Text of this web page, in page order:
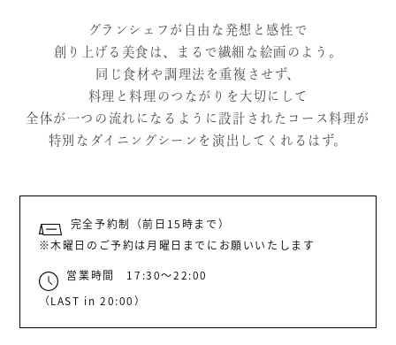
グランシェフが自由な発想と感性で
創り上げる美食は、まるで繊細な絵画のよう。
同じ食材や調理法を重複させず、
料理と料理のつながりを大切にして
全体が一つの流れになるように設計されたコース料理が
特別なダイニングシーンを演出してくれるはず。
完全予約制（前日15時まで）
※木曜日のご予約は月曜日までにお願いいたします
営業時間 17:30〜22:00
（LAST in 20:00）